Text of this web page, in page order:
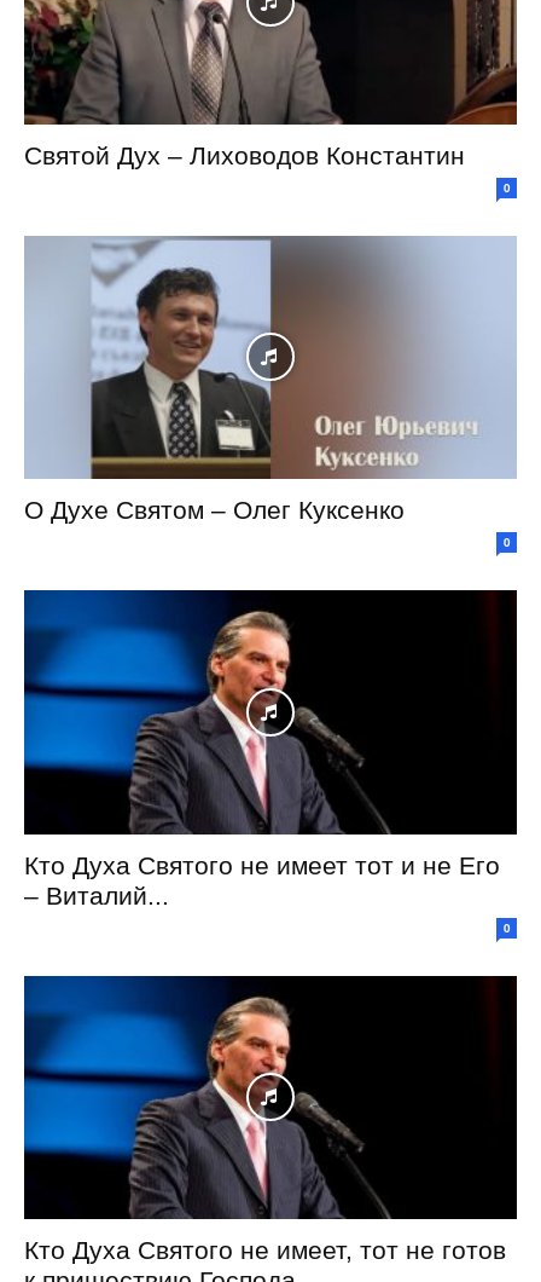
Святой Дух – Лиховодов Константин
0
О Духе Святом – Олег Куксенко
0
Кто Духа Святого не имеет тот и не Его
– Виталий...
0
Кто Духа Святого не имеет, тот не готов